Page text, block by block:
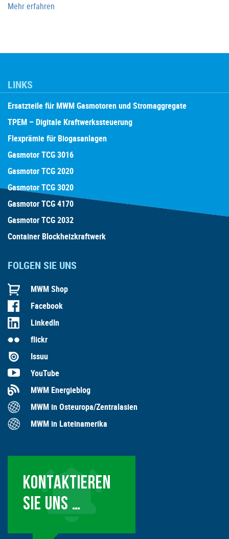
Mehr erfahren
LINKS
Ersatzteile für MWM Gasmotoren und Stromaggregate
TPEM – Digitale Kraftwerkssteuerung
Flexprämie für Biogasanlagen
Gasmotor TCG 3016
Gasmotor TCG 2020
Gasmotor TCG 3020
Gasmotor TCG 4170
Gasmotor TCG 2032
Container Blockheizkraftwerk
FOLGEN SIE UNS
MWM Shop
Facebook
LinkedIn
flickr
Issuu
YouTube
MWM Energieblog
MWM in Osteuropa/Zentralasien
MWM in Lateinamerika
KONTAKTIEREN
SIE UNS …